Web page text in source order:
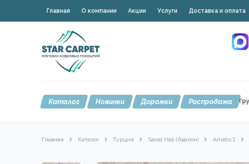
Главная О компании Акции Услуги Доставка и оплата
Каталог Новинки Дорожки Распродажа
Главная Каталог Турция Sanat Hali (Авалон) Amatis 1